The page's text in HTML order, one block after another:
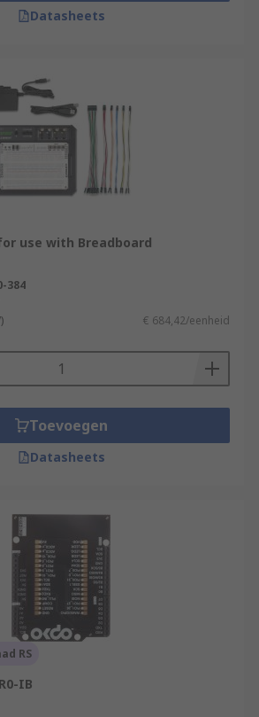
Datasheets
use with Breadboard
384
€ 684,42/eenheid
Toevoegen
Datasheets
RS
IB